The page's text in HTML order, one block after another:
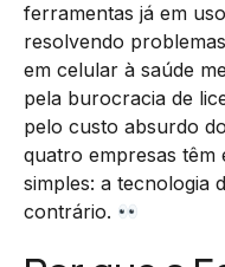
ferramentas já em
resolvendo
em celular à saúde
pela burocracia de
pelo custo absurdo
quatro empresas têm
simples: a tecnologia
contrário.